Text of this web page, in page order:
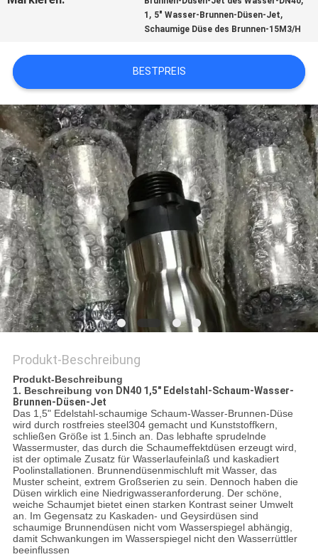
ZITAT
NEWS
SITEMAP
PRIVACY
POLICY
1 , 5" Wasser-Brunnen-Düsen-Jet,
Schaumige Düse des Brunnen-15M3/H
BESTPREIS
Produkt-Beschreibung
Produkt-Beschreibung
1. Beschreibung von DN40 1,5" Edelstahl-Schaum-Wasser-
Brunnen-Düsen-Jet
Das 1,5" Edelstahl-schaumige Schaum-Wasser-Brunnen-Düse
wird durch rostfreies steel304 gemacht und Kunststoffkern,
schließen Größe ist 1.5inch an. Das lebhafte sprudelnde
Wassermuster, das durch die Schaumeffektdüsen erzeugt wird,
ist der optimale Zusatz für Wasserlaufeinlaß und kaskadiert
Poolinstallationen. Brunnendüsenmischluft mit Wasser, das
Muster scheint, extrem Großserien zu sein. Dennoch haben die
Düsen wirklich eine Niedrigwasseranforderung. Der schöne,
weiche Schaumjet bietet einen starken Kontrast seiner Umwelt
an. Im Gegensatz zu Kaskaden- und Geysirdüsen sind
schaumige Brunnendüsen nicht vom Wasserspiegel abhängig,
damit Schwankungen im Wasserspiegel nicht den Wasserrüttler
beeinflussen